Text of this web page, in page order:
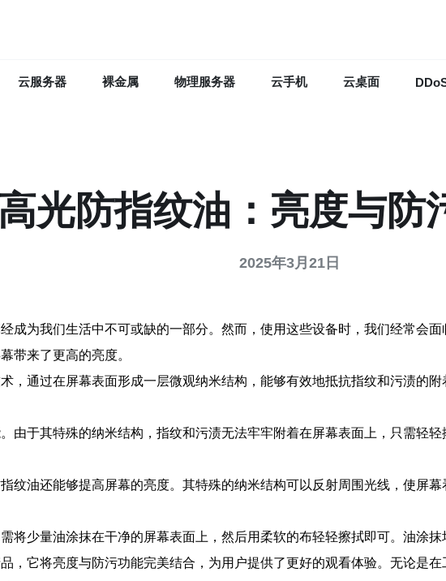
云服务器 裸金属 物理服务器 云手机 云桌面
光防指纹油：亮度与防
2025年3月21日
成为我们生活中不可或缺的一部分。然而，使用这些设备时，我们经常
带来了更高的亮度。
，通过在屏幕表面形成一层微观纳米结构，能够有效地抵抗指纹和污渍的
由于其特殊的纳米结构，指纹和污渍无法牢牢附着在屏幕表面上，只需轻
纹油还能够提高屏幕的亮度。其特殊的纳米结构可以反射周围光线，使屏
将少量油涂抹在干净的屏幕表面上，然后用柔软的布轻轻擦拭即可。油涂抹
，它将亮度与防污功能完美结合，为用户提供了更好的观看体验。无论是